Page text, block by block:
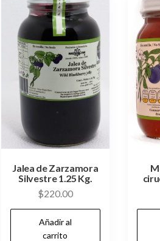
Jalea de Zarzamora
Silvestre 1.25 Kg.
$220.00
Añadir al
carrito